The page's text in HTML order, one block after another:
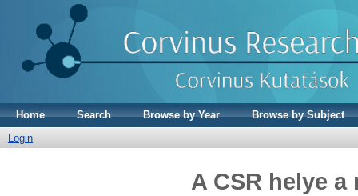
Home Search Browse by Year
Browse by Subject
Login
A CSR helye